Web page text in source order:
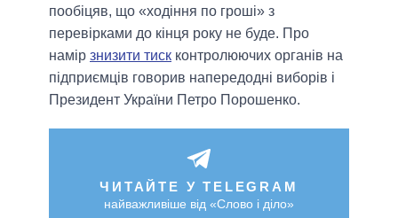
пообіцяв, що «ходіння по гроші» з
перевірками до кінця року не буде. Про
намір знизити тиск контролюючих органів на
підприємців говорив напередодні виборів і
Президент України Петро Порошенко.
ЧИТАЙТЕ У TELEGRAM
найважливіше від «Слово і діло»